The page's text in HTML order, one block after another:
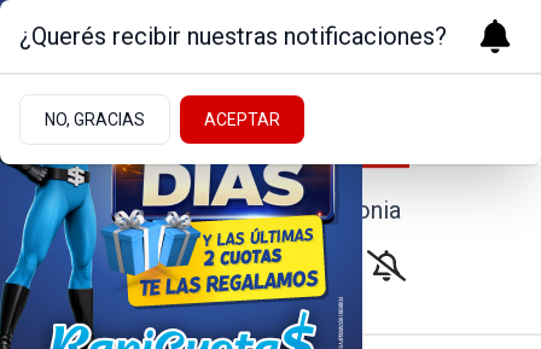
Noticias de la Patagonia
¿Querés recibir nuestras notificaciones?
NO, GRACIAS ACEPTAR